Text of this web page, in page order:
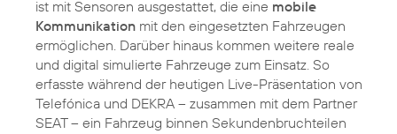
ist mit Sensoren ausgestattet, die eine mobile
Kommunikation mit den eingesetzten Fahrzeugen
ermöglichen. Darüber hinaus kommen weitere reale
und digital simulierte Fahrzeuge zum Einsatz. So
erfasste während der heutigen Live-Präsentation von
Telefónica und DEKRA – zusammen mit dem Partner
SEAT – ein Fahrzeug binnen Sekundenbruchteilen